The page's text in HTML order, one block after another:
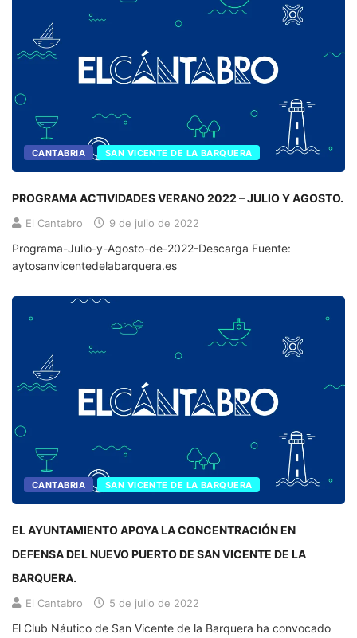
CANTABRIA SAN VICENTE DE LA BARQUERA
PROGRAMA ACTIVIDADES VERANO 2022 – JULIO Y AGOSTO.
El Cantabro 9 de julio de 2022
Programa-Julio-y-Agosto-de-2022-Descarga Fuente:
aytosanvicentedelabarquera.es
CANTABRIA SAN VICENTE DE LA BARQUERA
EL AYUNTAMIENTO APOYA LA CONCENTRACIÓN EN
DEFENSA DEL NUEVO PUERTO DE SAN VICENTE DE LA
BARQUERA.
El Cantabro 5 de julio de 2022
El Club Náutico de San Vicente de la Barquera ha convocado